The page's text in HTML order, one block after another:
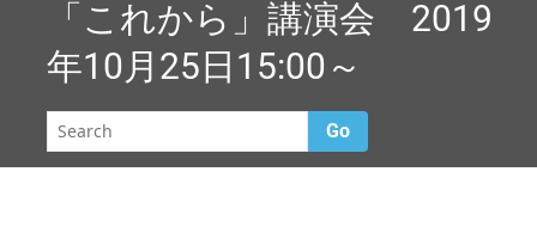
「これから」講演会 2019
年10月25日15:00～
Go